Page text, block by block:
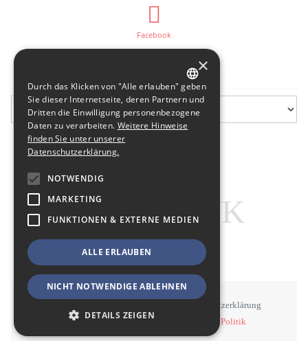
Facebook
Datenschutzerklärung
©STAWOWY - Kommunikation, Medien, Politik
GERMAN
ENGLISH
×
Durch das Klicken von "Alle erlauben" geben
Sie dieser Internetseite, deren Partnern und
Dritten die Einwilligung personenbezogene
Daten zu verarbeiten. Weitere Hinweise
finden Sie unter unserer
Datenschutzerklärung.
NOTWENDIG
MARKETING
FUNKTIONEN & EXTERNE MEDIEN
ALLE ERLAUBEN
NICHT NOTWENDIGE ABLEHNEN
DETAILS ZEIGEN